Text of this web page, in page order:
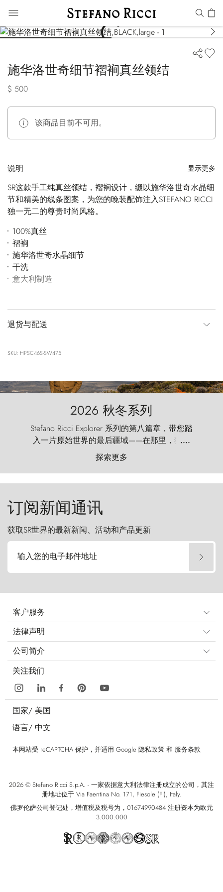
施华洛世奇细节褶裥真丝领结
$ 500
该商品目前不可用。
说明 显示更多
SR这款手工纯真丝领结，褶裥设计，缀以施华洛世奇水晶细
节和精美的线条图案，为您的晚装配饰注入STEFANO RICCI
独一无二的尊贵时尚风格。
100%真丝
褶裥
施华洛世奇水晶细节
干洗
意大利制造
退货与配送
SKU: HPSC46S-SW475
2026 秋冬系列
Stefano Ricci Explorer 系列的第八篇章，带您踏
入一片原始世界的最后疆域——在那里，狂风
以远古的怒号雕琢着自然，而百内塔（Torres
del Paine）则宛如石砌的哨兵，傲然向苍穹发
起挑战。
....
探索更多
订阅新闻通讯
获取SR世界的最新新闻、活动和产品更新
输入您的电子邮件地址
客户服务
法律声明
公司简介
关注我们
国家/ 美国
语言/ 中文
本网站受 reCAPTCHA 保护，并适用 Google 隐私政策 和 服务条款
2026 © Stefano Ricci S.p.A. - 一家依据意大利法律注册成立的公司，其注
册地址位于 Via Faentina No. 171, Fiesole (FI), Italy.
佛罗伦萨公司登记处，增值税及税号为，01674990484 注册资本为欧元
3.000.000